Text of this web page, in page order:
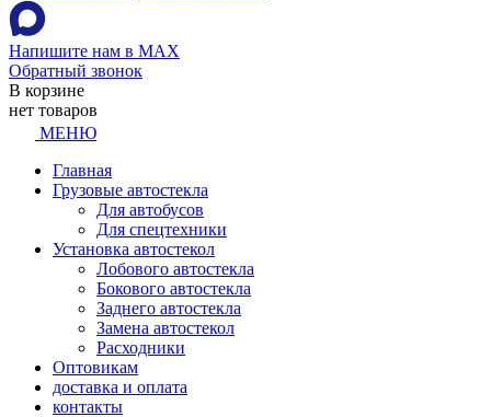
Напишите нам в MAX
Обратный звонок
В корзине
нет товаров
МЕНЮ
Главная
Грузовые автостекла
Для автобусов
Для спецтехники
Установка автостекол
Лобового автостекла
Бокового автостекла
Заднего автостекла
Замена автостекол
Расходники
Оптовикам
доставка и оплата
контакты